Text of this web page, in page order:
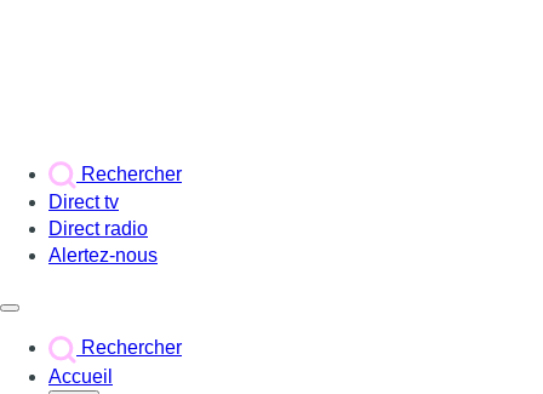
Rechercher
Direct tv
Direct radio
Alertez-nous
Rechercher
Accueil